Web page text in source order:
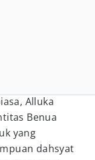
Alluka
Benua
yang
dahsyat